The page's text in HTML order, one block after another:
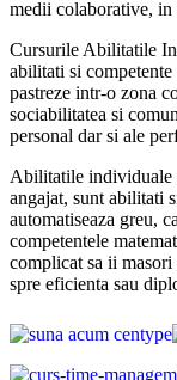
medii colaborative, in
Cursurile Abilitatile
abilitati si competente
pastreze intr-o zona
sociabilitatea si
personal dar si ale
Abilitatile individuale
angajat, sunt abilitati
automatiseaza greu,
competentele
complicat sa ii
spre eficienta sau